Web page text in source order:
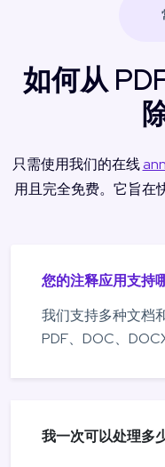
如何从
只需使用我们的在线
用且完全免费。它旨在
您的注释应用支持
我们支持多种文档
PDF、DOC、
我一次可以处理多